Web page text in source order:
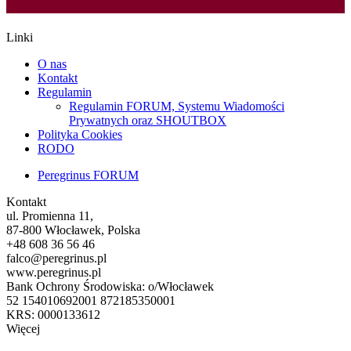
Linki
O nas
Kontakt
Regulamin
Regulamin FORUM, Systemu Wiadomości
Prywatnych oraz SHOUTBOX
Polityka Cookies
RODO
Peregrinus FORUM
Kontakt
ul. Promienna 11,
87-800 Włocławek, Polska
+48 608 36 56 46
falco@peregrinus.pl
www.peregrinus.pl
Bank Ochrony Środowiska: o/Włocławek
52 154010692001 872185350001
KRS: 0000133612
Więcej